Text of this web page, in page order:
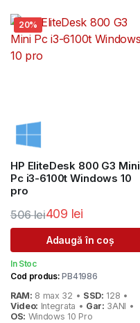
20%
HP EliteDesk 800 G3 Mini
Pc i3-6100t Windows 10
pro
506lei
Prețul
inițial
a
506 lei.
409 lei
Prețul
curent
este:
Adaugă în coș
In Stoc
Cod produs: PB41986
RAM: 8 max 32 • SSD: 128 •
Video: Integrata • Gar: 3ANI •
OS: Windows 10 Pro